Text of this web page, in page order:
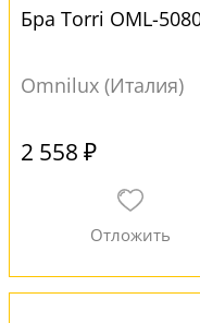
Бра Torri OML-
Omnilux (Италия)
2 558 ₽